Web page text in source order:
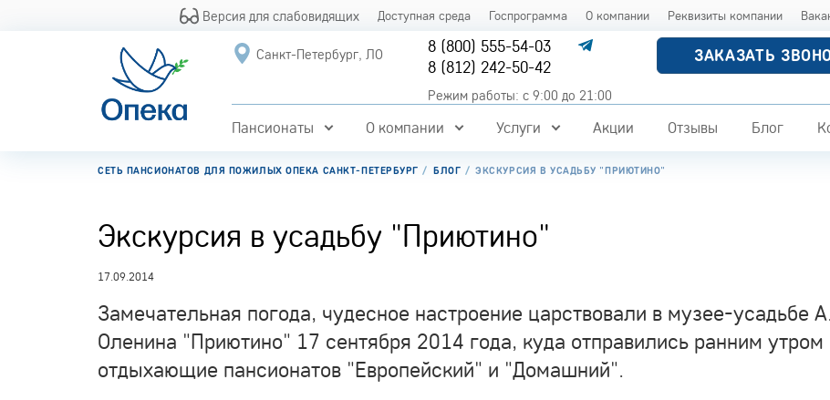
Версия для слабовидящих Доступная среда Госпрограмма О компании Реквизиты компании
Санкт-Петербург, ЛО
8 (800) 555-54-03
8 (812) 242-50-42
Режим работы: с 9:00 до 21:00
ЗАКАЗАТЬ
Пансионаты О компании Услуги Акции Отзывы Блог
СЕТЬ ПАНСИОНАТОВ ДЛЯ ПОЖИЛЫХ ОПЕКА САНКТ-ПЕТЕРБУРГ БЛОГ ЭКСКУРСИЯ В УСАДЬБУ "ПРИЮТИНО"
Экскурсия в усадьбу "Приютино"
17.09.2014
Замечательная погода, чудесное настроение царствовали в музее-усадьбе
Оленина "Приютино" 17 сентября 2014 года, куда отправились ранним утром
отдыхающие пансионатов "Европейский" и "Домашний".